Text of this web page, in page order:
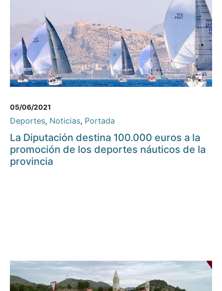
05/06/2021
Deportes, Noticias, Portada
La Diputación destina 100.000 euros a la
promoción de los deportes náuticos de la
provincia